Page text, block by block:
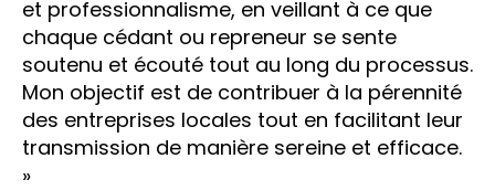
et professionnalisme, en veillant à ce que
chaque cédant ou repreneur se sente
soutenu et écouté tout au long du processus.
Mon objectif est de contribuer à la pérennité
des entreprises locales tout en facilitant leur
transmission de manière sereine et efficace.
»